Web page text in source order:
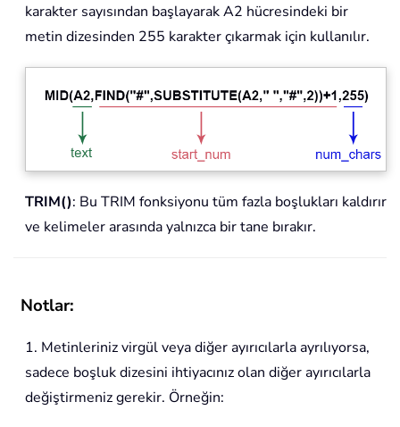
karakter sayısından başlayarak A2 hücresindeki bir
metin dizesinden 255 karakter çıkarmak için kullanılır.
TRIM(): Bu TRIM fonksiyonu tüm fazla boşlukları kaldırır
ve kelimeler arasında yalnızca bir tane bırakır.
Notlar:
1. Metinleriniz virgül veya diğer ayırıcılarla ayrılıyorsa,
sadece boşluk dizesini ihtiyacınız olan diğer ayırıcılarla
değiştirmeniz gerekir. Örneğin: